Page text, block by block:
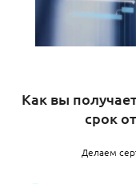
Как вы
срок
Делаем